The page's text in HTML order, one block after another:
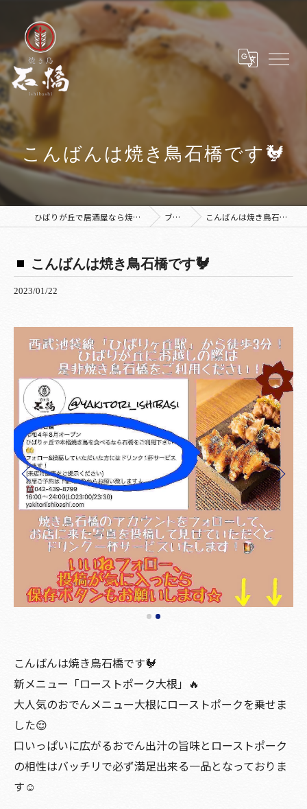
こんばんは焼き鳥石橋です🐓
ひばりが丘で居酒屋なら焼き鳥 石橋 ブログ こんばんは焼き鳥石橋です🐓
こんばんは焼き鳥石橋です🐓
2023/01/22
こんばんは焼き鳥石橋です🐓
新メニュー「ローストポーク大根」🔥
大人気のおでんメニュー大根にローストポークを乗せま
した😌
口いっぱいに広がるおでん出汁の旨味とローストポーク
の相性はバッチリで必ず満足出来る一品となっておりま
す☺️